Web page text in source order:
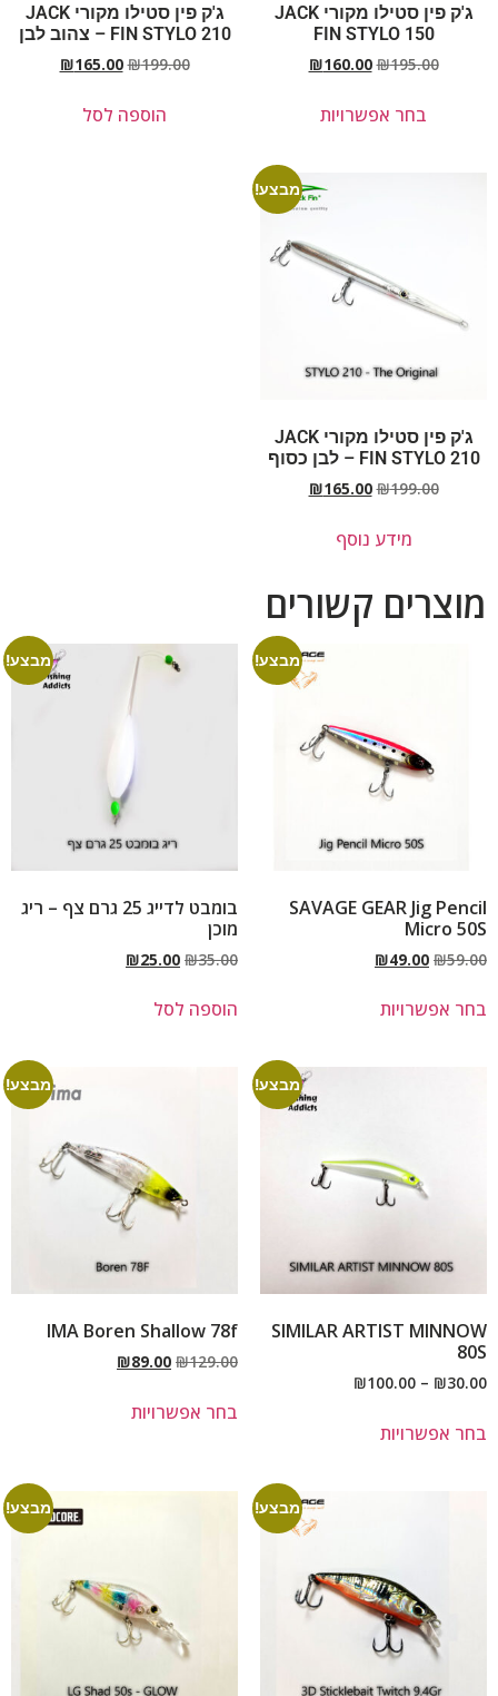
ג'ק פין סטילו מקורי JACK
FIN STYLO 150
₪195.00
₪160.00
בחר אפשרויות
ג'ק פין סטילו מקורי JACK
FIN STYLO 210 – צהוב לבן
₪199.00
₪165.00
הוספה לסל
מבצע!
ג'ק פין סטילו מקורי JACK
FIN STYLO 210 – לבן כסוף
₪199.00
₪165.00
מידע נוסף
מוצרים קשורים
מבצע!
SAVAGE GEAR Jig Pencil
Micro 50S
₪59.00
₪49.00
בחר אפשרויות
מבצע!
בומבט לדייג 25 גרם צף – ריג
מוכן
₪35.00
₪25.00
הוספה לסל
מבצע!
SIMILAR ARTIST MINNOW
80S
₪30.00
–
₪100.00
בחר אפשרויות
מבצע!
IMA Boren Shallow 78f
₪129.00
₪89.00
בחר אפשרויות
מבצע! מבצע!